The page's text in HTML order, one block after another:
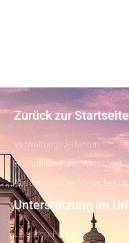
Zurück zur Startseite
Verwaltungsverfahren
Buchhaltung und Wirtschaft
Abschluss einer Versicherung
Unterstützung im
Lissabon-Führer